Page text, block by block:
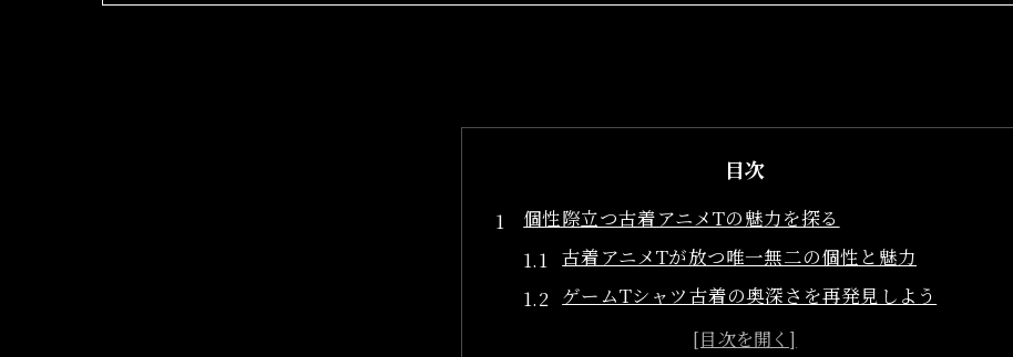
目次
個性際立つ古着アニメTの魅力を探る
古着アニメTが放つ唯一無二の個性と魅力
ゲームTシャツ古着の奥深さを再発見しよう
海外古着アニメTの独自性と希少性を解説